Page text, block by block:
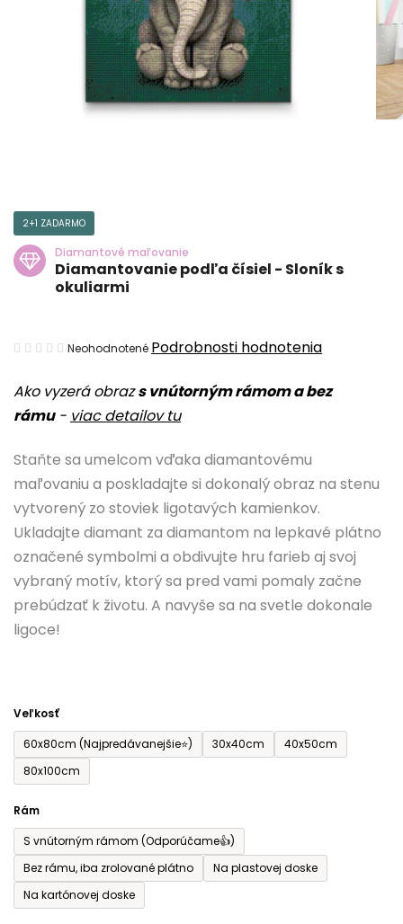
Ako vyzerá obrazs vnútorným rámom a bez
rámu- viac detailov tu
Staňte sa umelcom vďaka diamantovému
maľovaniu a poskladajte si dokonalý obraz na stenu
vytvorený zo stoviek ligotavých kamienkov.
Ukladajte diamant za diamantom na lepkavé plátno
označené symbolmi a obdivujte hru farieb aj svoj
vybraný motív, ktorý sa pred vami pomaly začne
prebúdzať k životu. A navyše sa na svetle dokonale
ligoce!
Veľkosť
60x80cm (Najpredávanejšie⭐)
30x40cm
40x50cm
80x100cm
Rám
S vnútorným rámom (Odporúčame👍)
Bez rámu, iba zrolované plátno
Na plastovej doske
Na kartónovej doske
2+1 ZADARMO
Diamantové maľovanie
Diamantovanie podľa čísiel - Sloník s
okuliarmi
Priemerné
produktu
je
z
5
hviezdičiek.
Neohodnotené Podrobnosti hodnotenia